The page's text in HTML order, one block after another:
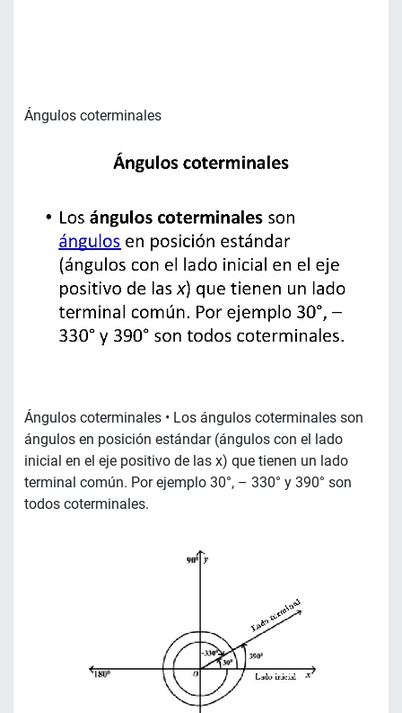
Ángulos coterminales
Ángulos coterminales • Los ángulos coterminales son
ángulos en posición estándar (ángulos con el lado
inicial en el eje positivo de las x) que tienen un lado
terminal común. Por ejemplo 30°, – 330° y 390° son
todos coterminales.